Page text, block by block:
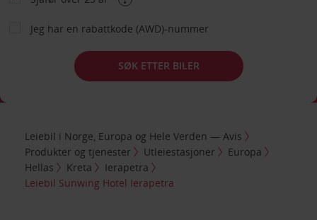
Jeg har en rabattkode (AWD)-nummer
SØK ETTER BILER
Leiebil i Norge, Europa og Hele Verden — Avis
Produkter og tjenester
Utleiestasjoner
Europa
Hellas
Kreta
Ierapetra
Leiebil Sunwing Hotel Ierapetra